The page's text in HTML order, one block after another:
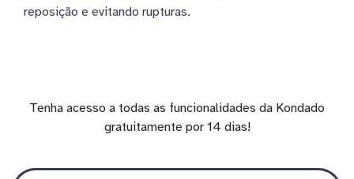
reposição e evitando rupturas.
Tenha acesso a todas as funcionalidades da Kondado
gratuitamente por 14 dias!